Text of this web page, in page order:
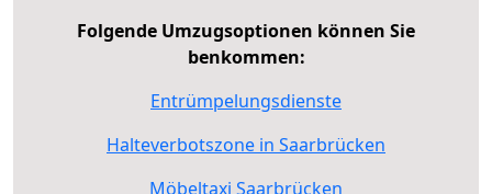
Folgende Umzugsoptionen können Sie
benkommen:
Entrümpelungsdienste
Halteverbotszone in Saarbrücken
Möbeltaxi Saarbrücken